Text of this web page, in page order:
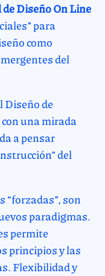
Diseño On Line
para
como
del
Diseño de
una mirada
a pensar
del
“forzadas”, son
paradigmas.
permite
principios y las
Flexibilidad y